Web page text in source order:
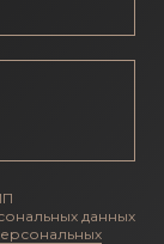
данных